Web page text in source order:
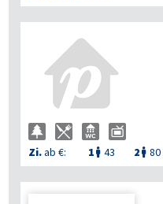
Zi.ab €: 1  43 2  80